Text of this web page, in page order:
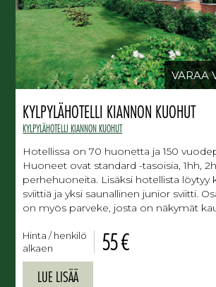
VARAA
KYLPYLÄHOTELLI KIANNON KUOHUT
KYLPYLÄHOTELLI KIANNON KUOHUT
Hotellissa on 70 huonetta ja 150
Huoneet ovat standard -tasoisia, 1hh,
perhehuoneita. Lisäksi hotellista löytyy
sviittiä ja yksi saunallinen junior sviitti.
on myös parveke, josta on näkymät
Hinta / henkilö
alkaen
55 €
LUE LISÄÄ